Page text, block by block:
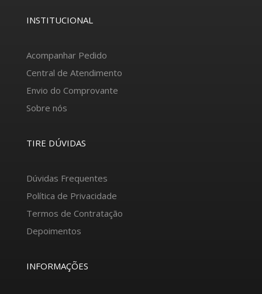
INSTITUCIONAL
Acompanhar Pedido
Central de Atendimento
Envio do Comprovante
Sobre nós
TIRE DÚVIDAS
Dúvidas Frequentes
Política de Privacidade
Termos de Contratação
Depoimentos
INFORMAÇÕES